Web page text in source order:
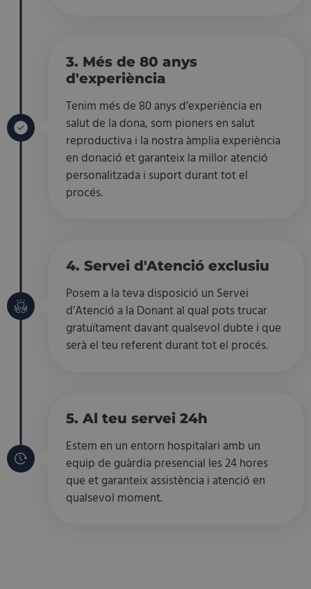
3. Més de 80 anys
d'experiència
Tenim més de 80 anys d’experiència en
salut de la dona, som pioners en salut
reproductiva i la nostra àmplia experiència
en donació et garanteix la millor atenció
personalitzada i suport durant tot el
procés.
4. Servei d'Atenció exclusiu
Posem a la teva disposició un Servei
d’Atenció a la Donant al qual pots trucar
gratuïtament davant qualsevol dubte i que
serà el teu referent durant tot el procés.
5. Al teu servei 24h
Estem en un entorn hospitalari amb un
equip de guàrdia presencial les 24 hores
que et garanteix assistència i atenció en
qualsevol moment.